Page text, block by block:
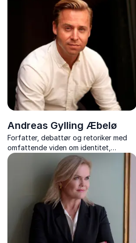
personlige erfaringer.
Andreas Gylling Æbelø
Forfatter, debattør og retoriker med
omfattende viden om identitet,
diversitet og værdier.